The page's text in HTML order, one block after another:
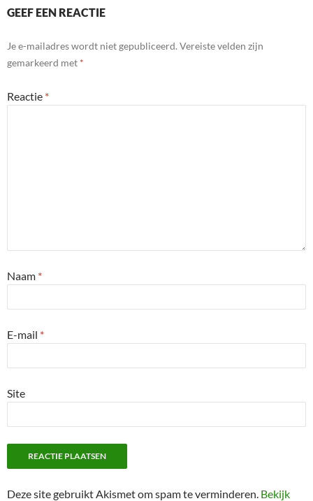
GEEF EEN REACTIE
Je e-mailadres wordt niet gepubliceerd. Vereiste velden zijn
gemarkeerd met *
Reactie *
Naam *
E-mail *
Site
Deze site gebruikt Akismet om spam te verminderen. Bekijk